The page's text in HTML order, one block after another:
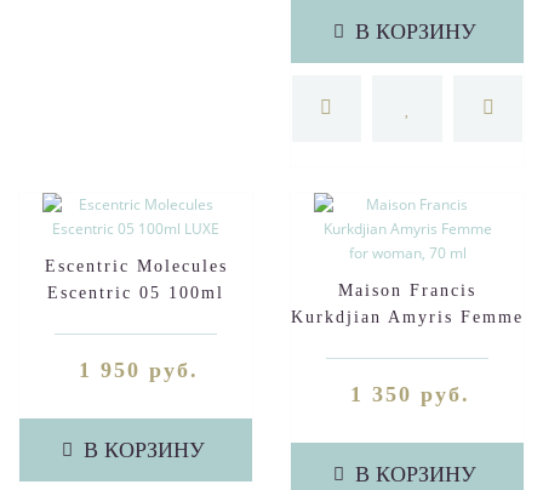
В КОРЗИНУ
Escentric Molecules
Escentric 05 100ml
1 950 руб.
В КОРЗИНУ
Maison Francis
Kurkdjian Amyris Femme
1 350 руб.
В КОРЗИНУ